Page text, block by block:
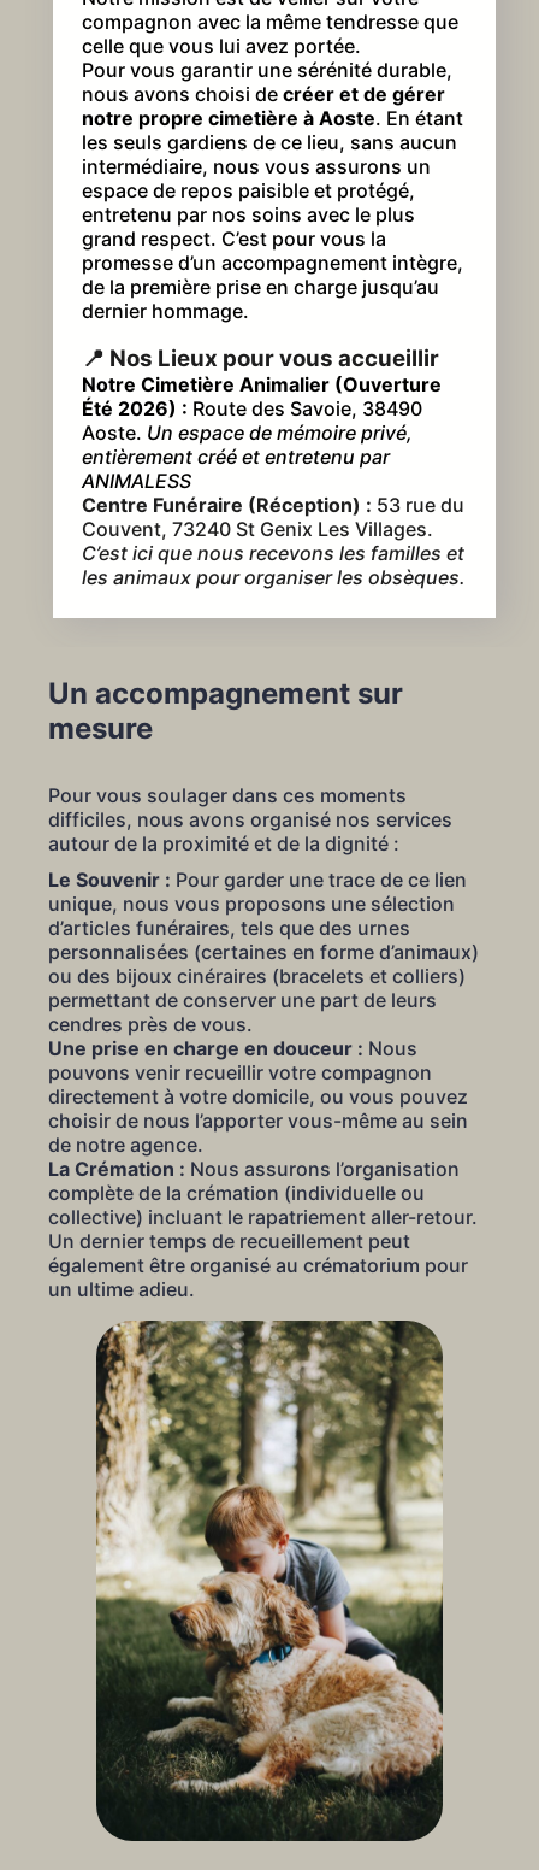
compagnon avec la même tendresse que
celle que vous lui avez portée.
Pour vous garantir une sérénité durable,
nous avons choisi de créer et de gérer
notre propre cimetière à Aoste. En étant
les seuls gardiens de ce lieu, sans aucun
intermédiaire, nous vous assurons un
espace de repos paisible et protégé,
entretenu par nos soins avec le plus
grand respect. C’est pour vous la
promesse d’un accompagnement intègre,
de la première prise en charge jusqu’au
dernier hommage.
📍 Nos Lieux pour vous accueillir
Notre Cimetière Animalier (Ouverture
Été 2026) : Route des Savoie, 38490
Aoste. Un espace de mémoire privé,
entièrement créé et entretenu par
ANIMALESS
Centre Funéraire (Réception) : 53 rue du
Couvent, 73240 St Genix Les Villages.
C’est ici que nous recevons les familles et
les animaux pour organiser les obsèques.
Un accompagnement sur
mesure
Pour vous soulager dans ces moments
difficiles, nous avons organisé nos services
autour de la proximité et de la dignité :
Le Souvenir : Pour garder une trace de ce lien
unique, nous vous proposons une sélection
d’articles funéraires, tels que des urnes
personnalisées (certaines en forme d’animaux)
ou des bijoux cinéraires (bracelets et colliers)
permettant de conserver une part de leurs
cendres près de vous.
Une prise en charge en douceur : Nous
pouvons venir recueillir votre compagnon
directement à votre domicile, ou vous pouvez
choisir de nous l’apporter vous-même au sein
de notre agence.
La Crémation : Nous assurons l’organisation
complète de la crémation (individuelle ou
collective) incluant le rapatriement aller-retour.
Un dernier temps de recueillement peut
également être organisé au crématorium pour
un ultime adieu.